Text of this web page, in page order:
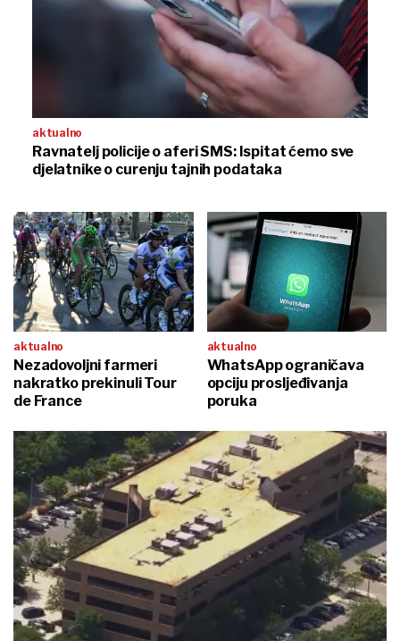
aktualno
Ravnatelj policije o aferi SMS: Ispitat ćemo sve
djelatnike o curenju tajnih podataka
aktualno
Nezadovoljni farmeri
nakratko prekinuli Tour
de France
aktualno
WhatsApp ograničava
opciju prosljeđivanja
poruka